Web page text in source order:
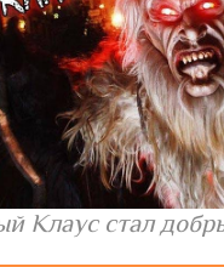
Клаус стал